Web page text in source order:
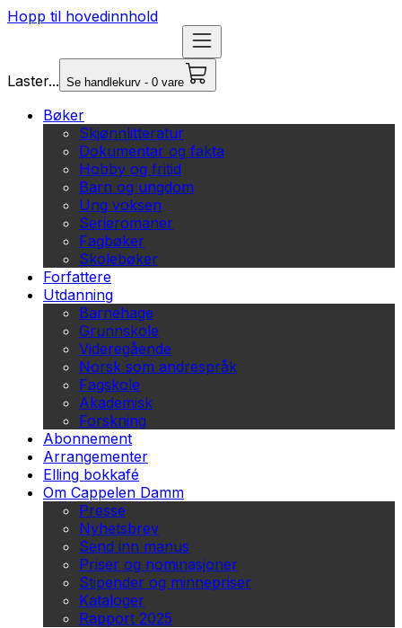
Hopp til hovedinnhold
Laster... Se handlekurv - 0 vare
Bøker
Skjønnlitteratur
Dokumentar og fakta
Hobby og fritid
Barn og ungdom
Ung voksen
Serieromaner
Fagbøker
Skolebøker
Forfattere
Utdanning
Barnehage
Grunnskole
Videregående
Norsk som andrespråk
Fagskole
Akademisk
Forskning
Abonnement
Arrangementer
Elling bokkafé
Om Cappelen Damm
Presse
Nyhetsbrev
Send inn manus
Priser og nominasjoner
Stipender og minnepriser
Kataloger
Rapport 2025